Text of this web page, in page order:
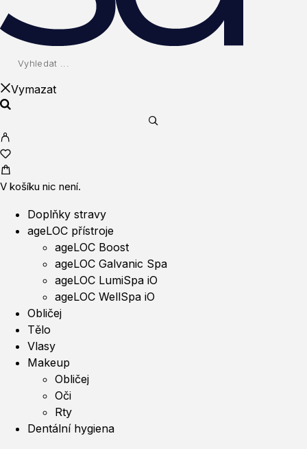
Vymazat
V košíku nic není.
Doplňky stravy
ageLOC přístroje
ageLOC Boost
ageLOC Galvanic Spa
ageLOC LumiSpa iO
ageLOC WellSpa iO
Obličej
Tělo
Vlasy
Makeup
Obličej
Oči
Rty
Dentální hygiena